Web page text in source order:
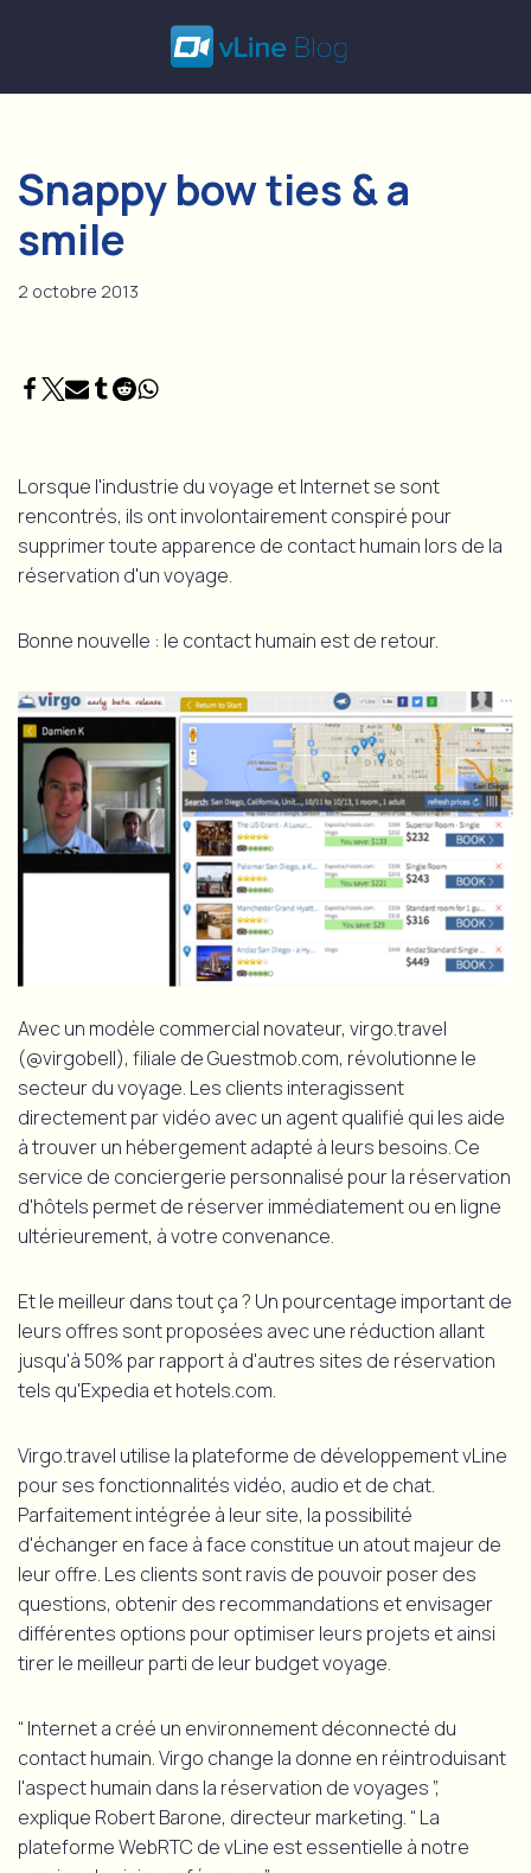
to
Snappy bow ties & a
smile
2 octobre 2013
Lorsque l'industrie du voyage et Internet se sont
rencontrés, ils ont involontairement conspiré pour
supprimer toute apparence de contact humain lors de la
réservation d'un voyage.
Bonne nouvelle : le contact humain est de retour.
Avec un modèle commercial novateur, virgo.travel
(@virgobell), filiale de Guestmob.com, révolutionne le
secteur du voyage. Les clients interagissent
directement par vidéo avec un agent qualifié qui les aide
à trouver un hébergement adapté à leurs besoins. Ce
service de conciergerie personnalisé pour la réservation
d'hôtels permet de réserver immédiatement ou en ligne
ultérieurement, à votre convenance.
Et le meilleur dans tout ça ? Un pourcentage important de
leurs offres sont proposées avec une réduction allant
jusqu'à 50% par rapport à d'autres sites de réservation
tels qu'Expedia et hotels.com.
Virgo.travel utilise la plateforme de développement vLine
pour ses fonctionnalités vidéo, audio et de chat.
Parfaitement intégrée à leur site, la possibilité
d'échanger en face à face constitue un atout majeur de
leur offre. Les clients sont ravis de pouvoir poser des
questions, obtenir des recommandations et envisager
différentes options pour optimiser leurs projets et ainsi
tirer le meilleur parti de leur budget voyage.
“ Internet a créé un environnement déconnecté du
contact humain. Virgo change la donne en réintroduisant
l'aspect humain dans la réservation de voyages ”,
explique Robert Barone, directeur marketing. “ La
plateforme WebRTC de vLine est essentielle à notre